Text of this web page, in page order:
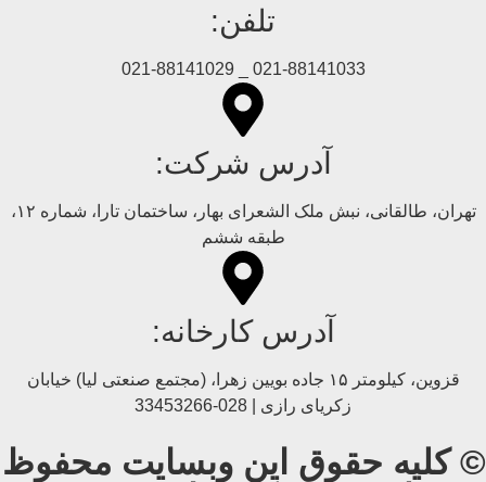
تلفن:
021-88141033 _ 021-88141029
آدرس شرکت:
تهران، طالقانی، نبش ملک الشعرای بهار، ساختمان تارا، شماره ۱۲،
طبقه ششم
آدرس کارخانه:
قزوین، کیلومتر ۱۵ جاده بويین زهرا، (مجتمع صنعتی لیا) خیابان
زکریای رازی | 028-33453266
© کلیه حقوق این وبسایت محفوظ